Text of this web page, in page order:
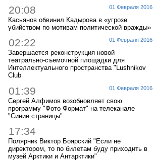
01 Февраля 2016
20:08
Касьянов обвинил Кадырова в «угрозе
убийством по мотивам политической вражды»
01 Февраля 2016
02:22
Завершается реконструкция новой
театрально-съемочной площадки для
Интеллектуального пространства "Lushnikov
Club
01 Февраля 2016
01:39
Сергей Алфимов возобновляет свою
программу "Фото Формат" на телеканале
"Синие страницы"
17:34
Полярник Виктор Боярский "Если не
директором, то по билетам буду приходить в
музей Арктики и Антарктики"